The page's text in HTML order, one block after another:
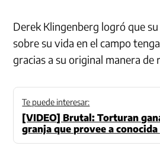
Derek Klingenberg logró que
sobre su vida en el campo
gracias a su original manera de
Te puede interesar:
[VIDEO] Brutal: Torturan
granja que provee a